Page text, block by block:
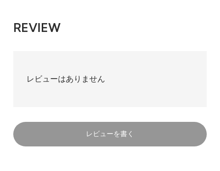
REVIEW
レビューはありません
レビューを書く